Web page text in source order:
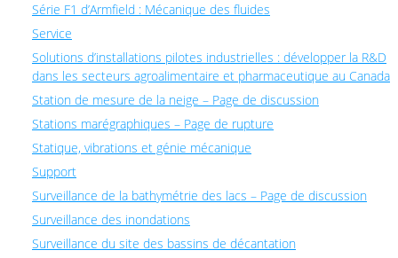
Série F1 d’Armfield : Mécanique des fluides
Service
Solutions d’installations pilotes industrielles : développer la R&D
dans les secteurs agroalimentaire et pharmaceutique au Canada
Station de mesure de la neige – Page de discussion
Stations marégraphiques – Page de rupture
Statique, vibrations et génie mécanique
Support
Surveillance de la bathymétrie des lacs – Page de discussion
Surveillance des inondations
Surveillance du site des bassins de décantation